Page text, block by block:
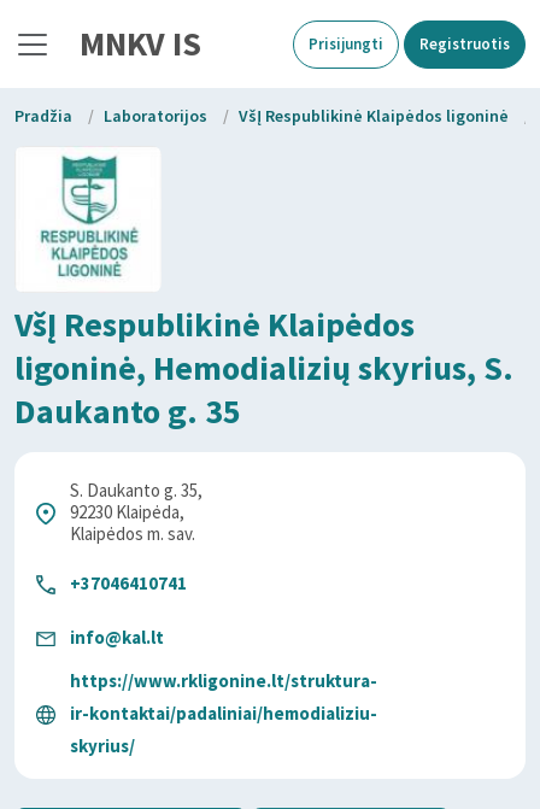
MNKV IS Prisijungti Registruotis
Pradžia / Laboratorijos / VšĮ Respublikinė Klaipėdos ligoninė
VšĮ Respublikinė Klaipėdos
ligoninė, Hemodializių skyrius, S.
Daukanto g. 35
S. Daukanto g. 35,
92230 Klaipėda,
Klaipėdos m. sav.
+37046410741
info@kal.lt
https://www.rkligonine.lt/struktura-
ir-kontaktai/padaliniai/hemodializiu-
skyrius/